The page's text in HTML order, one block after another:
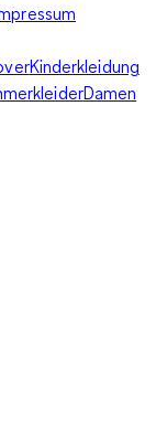
Kinderkleidung
Damen